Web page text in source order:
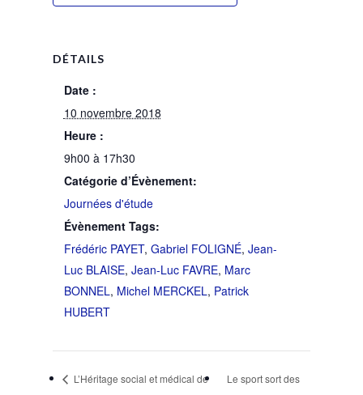
DÉTAILS
Date :
10 novembre 2018
Heure :
9h00 à 17h30
Catégorie d’Évènement:
Journées d'étude
Évènement Tags:
Frédéric PAYET, Gabriel FOLIGNÉ, Jean-
Luc BLAISE, Jean-Luc FAVRE, Marc
BONNEL, Michel MERCKEL, Patrick
HUBERT
L’Héritage social et médical de
Le sport sort des